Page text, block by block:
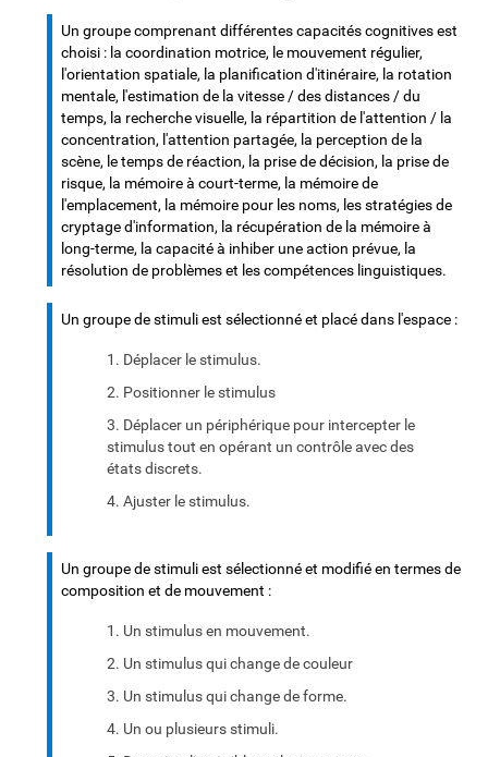
Un groupe comprenant différentes capacités cognitives est
choisi : la coordination motrice, le mouvement régulier,
l'orientation spatiale, la planification d'itinéraire, la rotation
mentale, l'estimation de la vitesse / des distances / du
temps, la recherche visuelle, la répartition de l'attention / la
concentration, l'attention partagée, la perception de la
scène, le temps de réaction, la prise de décision, la prise de
risque, la mémoire à court-terme, la mémoire de
l'emplacement, la mémoire pour les noms, les stratégies de
cryptage d'information, la récupération de la mémoire à
long-terme, la capacité à inhiber une action prévue, la
résolution de problèmes et les compétences linguistiques.
Un groupe de stimuli est sélectionné et placé dans l'espace :
Déplacer le stimulus.
Positionner le stimulus
Déplacer un périphérique pour intercepter le
stimulus tout en opérant un contrôle avec des
états discrets.
Ajuster le stimulus.
Un groupe de stimuli est sélectionné et modifié en termes de
composition et de mouvement :
Un stimulus en mouvement.
Un stimulus qui change de couleur
Un stimulus qui change de forme.
Un ou plusieurs stimuli.